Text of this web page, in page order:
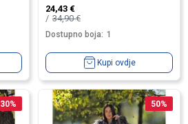
24,43 €
34,90€
Dostupno boja: 1
Kupi ovdje
30% 50%